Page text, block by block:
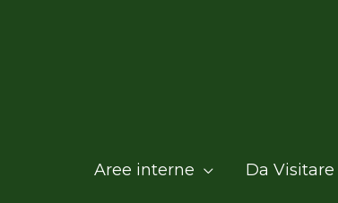
Aree interne Da Visitare